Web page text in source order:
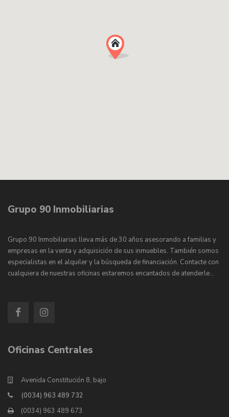
Grupo 90 Inmobiliarias
Grupo 90 Inmobiliarias lleva más de 30 años asesorando a familias y
empresas en la venta y adquisición de sus inmuebles. También somos
especialistas en el alquiler y la búsqueda de financiación. Contacte con
cualquiera de nuestras oficinas estaremos encantados de atenderle…
Oficinas Centrales
Avenida Constitución 8, bajo
(0034) 963 489 732
(0034) 963 489 673